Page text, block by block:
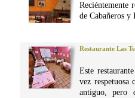
Reciéntemente
de Cabañeros y
Restaurante Las
Este
vez
antiguo, pero